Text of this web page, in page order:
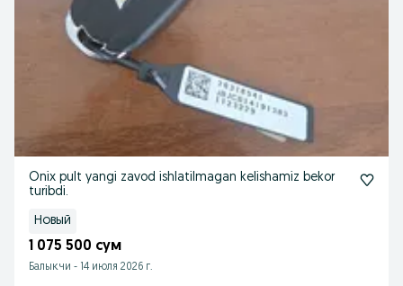
Onix pult yangi zavod ishlatilmagan kelishamiz bekor
turibdi.
Новый
1 075 500 сум
Балыкчи - 14 июля 2026 г.